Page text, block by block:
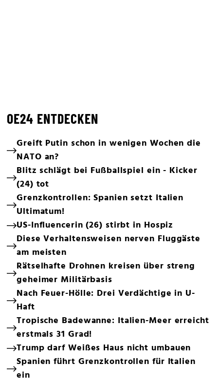
OE24 ENTDECKEN
Greift Putin schon in wenigen Wochen die
NATO an?
Blitz schlägt bei Fußballspiel ein - Kicker
(24) tot
Grenzkontrollen: Spanien setzt Italien
Ultimatum!
US-Influencerin (26) stirbt in Hospiz
Diese Verhaltensweisen nerven Fluggäste
am meisten
Rätselhafte Drohnen kreisen über streng
geheimer Militärbasis
Nach Feuer-Hölle: Drei Verdächtige in U-
Haft
Tropische Badewanne: Italien-Meer erreicht
erstmals 31 Grad!
Trump darf Weißes Haus nicht umbauen
Spanien führt Grenzkontrollen für Italien
ein